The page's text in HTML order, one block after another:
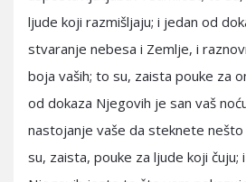
ljude koji razmišljaju; i jedan od
stvaranje nebesa i Zemlje, i
boja vaših; to su, zaista pouke za
od dokaza Njegovih je san vaš
nastojanje vaše da steknete
su, zaista, pouke za ljude koji čuju;